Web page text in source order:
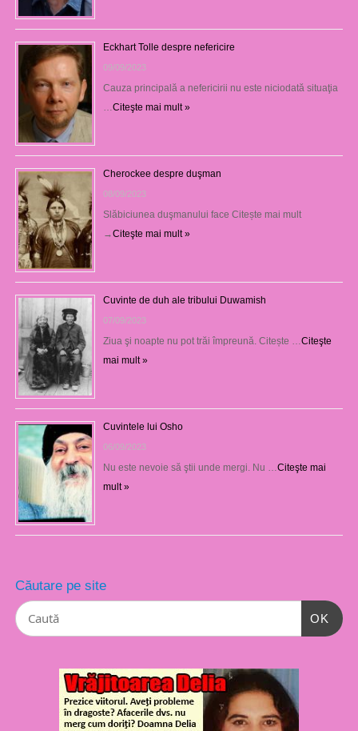
Eckhart Tolle despre nefericire
09/09/2023
Cauza principală a nefericirii nu este niciodată situaţia
…Citeşte mai mult »
Cherockee despre duşman
08/09/2023
Slăbiciunea duşmanului face Citește mai mult
→Citeşte mai mult »
Cuvinte de duh ale tribului Duwamish
07/09/2023
Ziua şi noapte nu pot trăi împreună. Citește …Citeşte
mai mult »
Cuvintele lui Osho
06/09/2023
Nu este nevoie să ştii unde mergi. Nu …Citeşte mai
mult »
Căutare pe site
OK